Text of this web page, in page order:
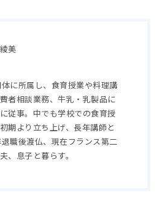
美
に所属し、食育授業や料理講
者相談業務、牛乳・乳製品に
従事。中でも学校での食育授
期より立ち上げ、長年講師と
職後渡仏、現在フランス第二
、息子と暮らす。